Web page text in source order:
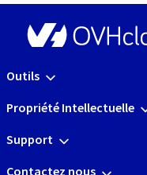
Outils
Propriété Intellectuelle
Support
Contactez nous